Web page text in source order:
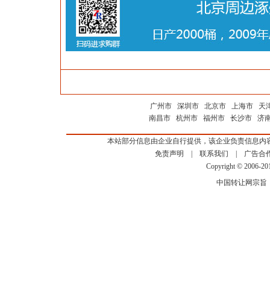
广州市 深圳市 北京市 上海市
天
南昌市
杭州市 福州市 长沙市 济
本站部分信息由企业自行提供，该企业负责信息
免责声明
联系我们
广告合
Copyright © 2006-
中国转让网宗旨